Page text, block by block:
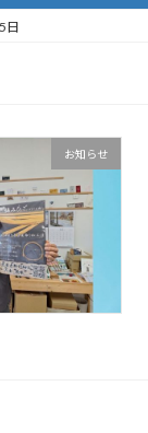
日
お知らせ